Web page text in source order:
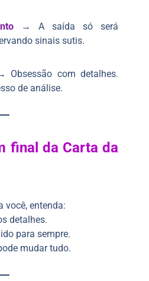
→ A saída só será
sinais sutis.
Obsessão com detalhes.
de análise.
final da Carta da
você, entenda:
detalhes.
para sempre.
mudar tudo.